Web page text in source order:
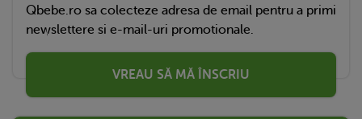
Qbebe.ro sa colecteze adresa de email pentru a primi
newslettere si e-mail-uri promotionale.
VREAU SĂ MĂ ÎNSCRIU